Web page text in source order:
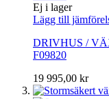
Ej i lager
Lägg till
DRIVHUS /
F09820
19 995,00 kr